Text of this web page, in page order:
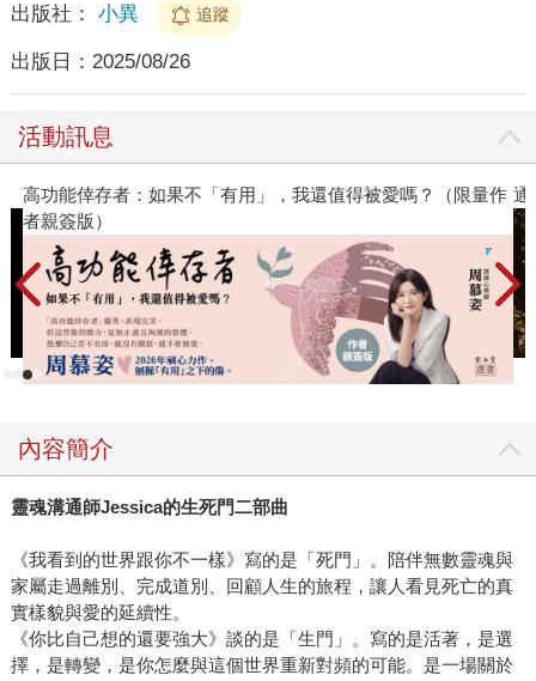
出版社： 小異 追蹤
出版日： 2025/08/26
活動訊息
高功能倖存者：如果不「有用」，我還值得被愛嗎？（限量作
者親簽版）
通
內容簡介
靈魂溝通師Jessica的生死門二部曲
《我看到的世界跟你不一樣》寫的是「死門」。陪伴無數靈魂與
家屬走過離別、完成道別、回顧人生的旅程，讓人看見死亡的真
實樣貌與愛的延續性。
《你比自己想的還要強大》談的是「生門」。寫的是活著，是選
擇，是轉變，是你怎麼與這個世界重新對頻的可能。是一場關於